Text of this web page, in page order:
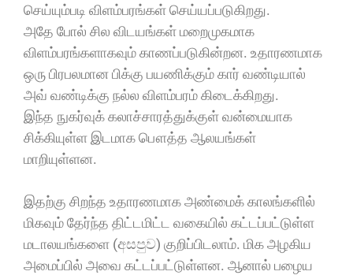
செய்யும்படி விளம்பரங்கள் செய்யப்படுகிறது.
அதே போல் சில விடயங்கள் மறைமுகமாக
விளம்பரங்களாகவும் காணப்படுகின்றன. உதாரணமாக
ஒரு பிரபலமான பிக்கு பயணிக்கும் கார் வண்டியால்
அவ் வண்டிக்கு நல்ல விளம்பரம் கிடைக்கிறது.
இந்த நுகர்வுக் கலாச்சாரத்துக்குள் வன்மையாக
சிக்கியுள்ள இடமாக பௌத்த ஆலயங்கள்
மாறியுள்ளன.
இதற்கு சிறந்த உதாரணமாக அண்மைக் காலங்களில்
மிகவும் தேர்ந்த திட்டமிட்ட வகையில் கட்டப்பட்டுள்ள
மடாலயங்களை (අසපුව) குறிப்பிடலாம். மிக அழகிய
அமைப்பில் அவை கட்டப்பட்டுள்ளன. ஆனால் பழைய